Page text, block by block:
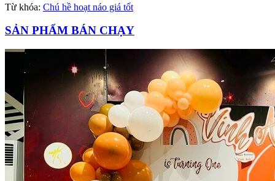
Từ khóa: Chú hề hoạt náo giá tốt
SẢN PHẨM BÁN CHẠY